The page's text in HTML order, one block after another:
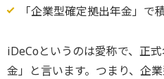
「企業型確定拠出年金」で
iDeCoというのは愛称で、正
金」と言います。つまり、企